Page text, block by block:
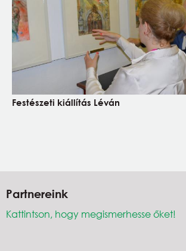
Festészeti kiállítás Léván
Partnereink
Kattintson, hogy megismerhesse őket!